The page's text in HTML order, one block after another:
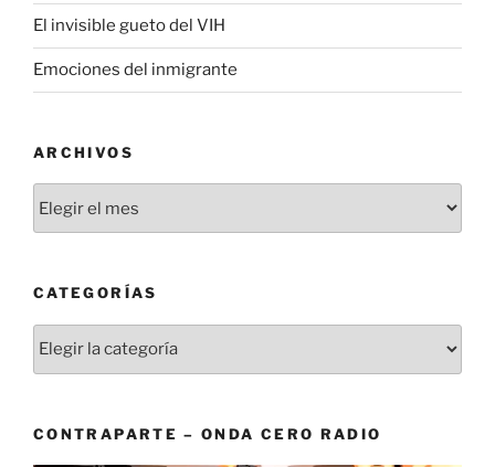
El invisible gueto del VIH
Emociones del inmigrante
ARCHIVOS
CATEGORÍAS
CONTRAPARTE – ONDA CERO RADIO